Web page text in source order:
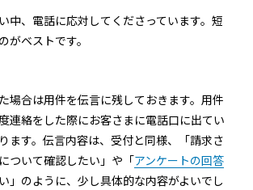
中、電話に応対してくださっています。短
がベストです。
場合は用件を伝言に残しておきます。用件
連絡をした際にお客さまに電話口に出てい
ます。伝言内容は、受付と同様、「請求さ
ついて確認したい」や「アンケートの回答
」のように、少し具体的な内容がよいでし